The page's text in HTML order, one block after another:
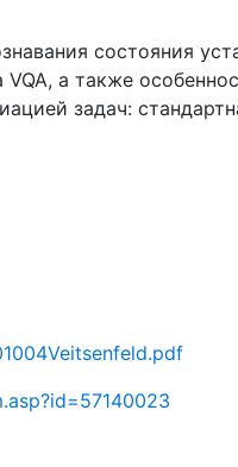
состояния
а также
задач: